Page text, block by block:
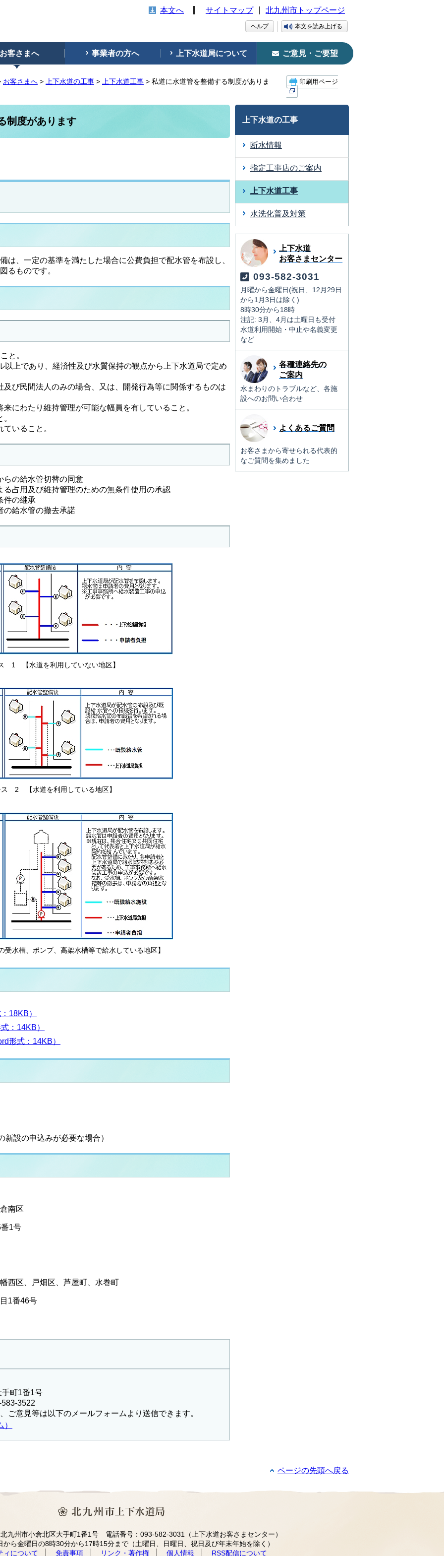
本文へ サイトマップ 北九州市トップページ
ヘルプ 本文を読み上げる
お客さまへ 事業者の方へ 上下水道局について ご意見・ご要望
お客さまへ > 上下水道の工事 > 上下水道工事 > 私道に水道管を整備する制度がありま 印刷用ページ
制度があります
は、一定の基準を満たした場合に公費負担で配水管を布設し、
るものです。
と。
以上であり、経済性及び水質保持の観点から上下水道局で定め
び民間法人のみの場合、又は、開発行為等に関係するものは
にわたり維持管理が可能な幅員を有していること。
いること。
らの給水管切替の同意
占用及び維持管理のための無条件使用の承認
件の継承
の給水管の撤去承諾
1 【水道を利用していない地区】
ス 2 【水道を利用している地区】
水槽、ポンプ、高架水槽等で給水している地区】
18KB）
：14KB）
形式：14KB）
設の申込みが必要な場合）
南区
1号
西区、戸畑区、芦屋町、水巻町
1番46号
町1番1号
3522
ご意見等は以下のメールフォームより送信できます。
上下水道の工事
断水情報
指定工事店のご案内
上下水道工事
水洗化普及対策
上下水道
お客さまセンター
093-582-3031
月曜から金曜日(祝日、12月29日
から1月3日は除く)
8時30分から18時
注記: 3月、4月は土曜日も受付
水道利用開始・中止や名義変更
など
各種連絡先の
ご案内
水まわりのトラブルなど、各施
設へのお問い合わせ
よくあるご質問
お客さまから寄せられる代表的
なご質問を集めました
ページの先頭へ戻る
九州市小倉北区大手町1番1号 電話番号：093-582-3031（上下水道お客さまセンター）
から金曜日の8時30分から17時15分まで（土曜日、日曜日、祝日及び年末年始を除く）
ィについて
免責事項 リンク・著作権 個人情報 RSS配信について